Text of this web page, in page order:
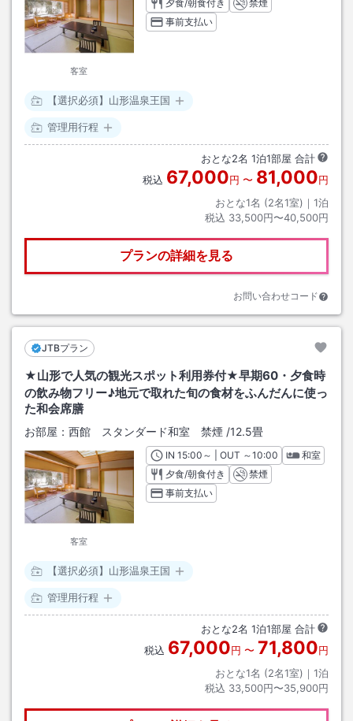
客室
夕食/朝食付き
禁煙
事前支払い
【選択必須】山形温泉王国
管理用行程
おとな2名 1泊1部屋 合計
税込 67,000円 〜 81,000円
おとな1名 (2名1室)｜ 1泊
税込 33,500円〜40,500円
プランの詳細を見る
お問い合わせコード
JTBプラン
★山形で人気の観光スポット利用券付★早期60・夕食時
の飲み物フリー♪地元で取れた旬の食材をふんだんに使っ
た和会席膳
お部屋： 西館 スタンダード和室 禁煙 /12.5畳
客室
INチェックイン
15:00 ～ | OUT チェックアウト
～10:00
和室
夕食/朝食付き
禁煙
事前支払い
【選択必須】山形温泉王国
管理用行程
おとな2名 1泊1部屋 合計
税込 67,000円 〜 71,800円
おとな1名 (2名1室)｜ 1泊
税込 33,500円〜35,900円